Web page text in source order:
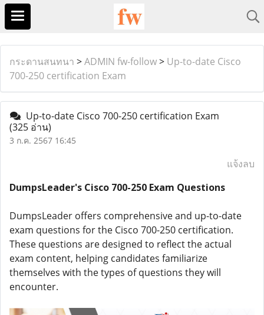
กระดานสนทนา >ADMIN fw-follow> Up-to-date Cisco
700-250 certification Exam
Up-to-date Cisco 700-250 certification Exam
(325 อ่าน)
3 ก.ค. 2567 16:45
แจ้งลบ
DumpsLeader's Cisco 700-250 Exam Questions
DumpsLeader offers comprehensive and up-to-date
exam questions for the Cisco 700-250 certification.
These questions are designed to reflect the actual
exam content, helping candidates familiarize
themselves with the types of questions they will
encounter.